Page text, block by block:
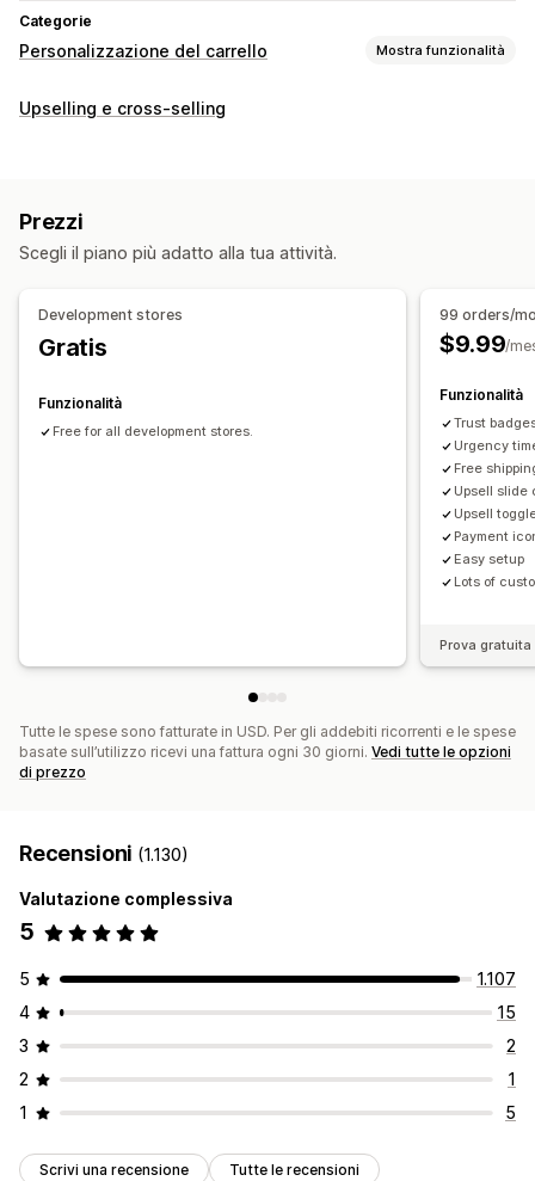
Categorie
Personalizzazione del carrello Mostra funzionalità
Visualizzazione del carrello
Upselling
Spedizione gratuita
Omaggi
Upselling e cross-selling
Prezzi
Scegli il piano più adatto alla tua attività.
Development stores
Gratis
Funzionalità
Free for all development stores.
99 orders/
$9.99/
Funzionalità
Trust
Urgency
Free
Upsell slide
Upsell
Payment
Easy setup
Lots of
Prova
Tutte le spese sono fatturate in USD. Per gli addebiti ricorrenti e le spese
basate sull’utilizzo ricevi una fattura ogni 30 giorni. Vedi tutte le opzioni
di prezzo
Recensioni (1.130)
Valutazione complessiva
5
5
1.107
4
15
3
2
2
1
1
5
Scrivi una recensione Tutte le recensioni